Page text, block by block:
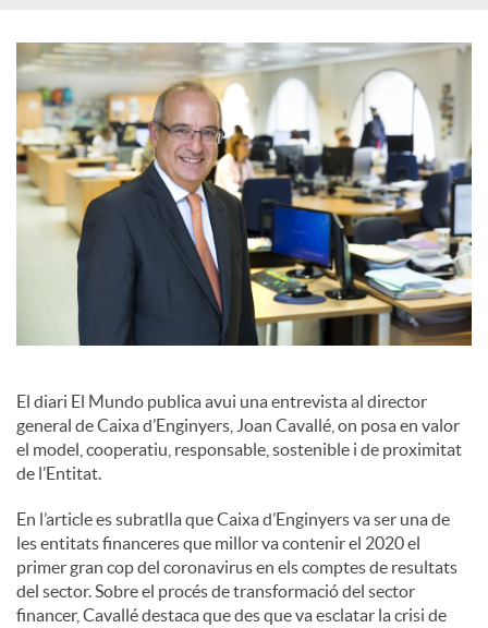
X
a
r
S
o
c
El diari El Mundo publica avui una entrevista al director
general de Caixa d’Enginyers, Joan Cavallé, on posa en valor
el model, cooperatiu, responsable, sostenible i de proximitat
de l’Entitat.
En l’article es subratlla que Caixa d’Enginyers va ser una de
les entitats financeres que millor va contenir el 2020 el
primer gran cop del coronavirus en els comptes de resultats
del sector. Sobre el procés de transformació del sector
financer, Cavallé destaca que des que va esclatar la crisi de